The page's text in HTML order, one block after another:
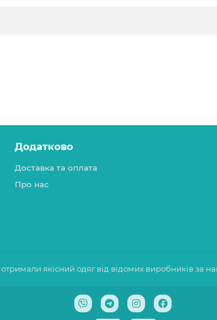
Додатково
Доставка та оплата
Про нас
якісний одяг від відомих виробників за